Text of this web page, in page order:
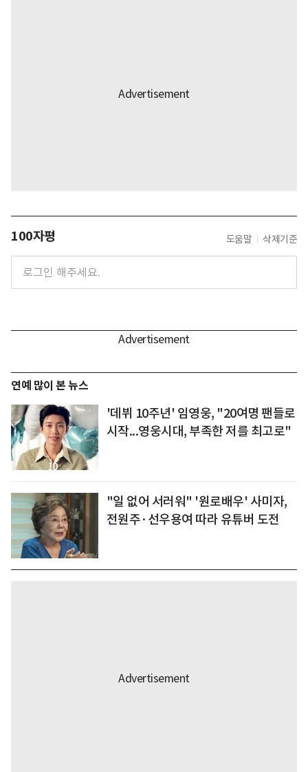
100자평 도움말 삭제기준
연예 많이 본 뉴스
'데뷔 10주년' 임영웅, "20여명 팬들로
시작...영웅시대, 부족한 저를 최고로"
"일 없어 서러워" '원로배우' 사미자,
전원주·선우용여 따라 유튜버 도전